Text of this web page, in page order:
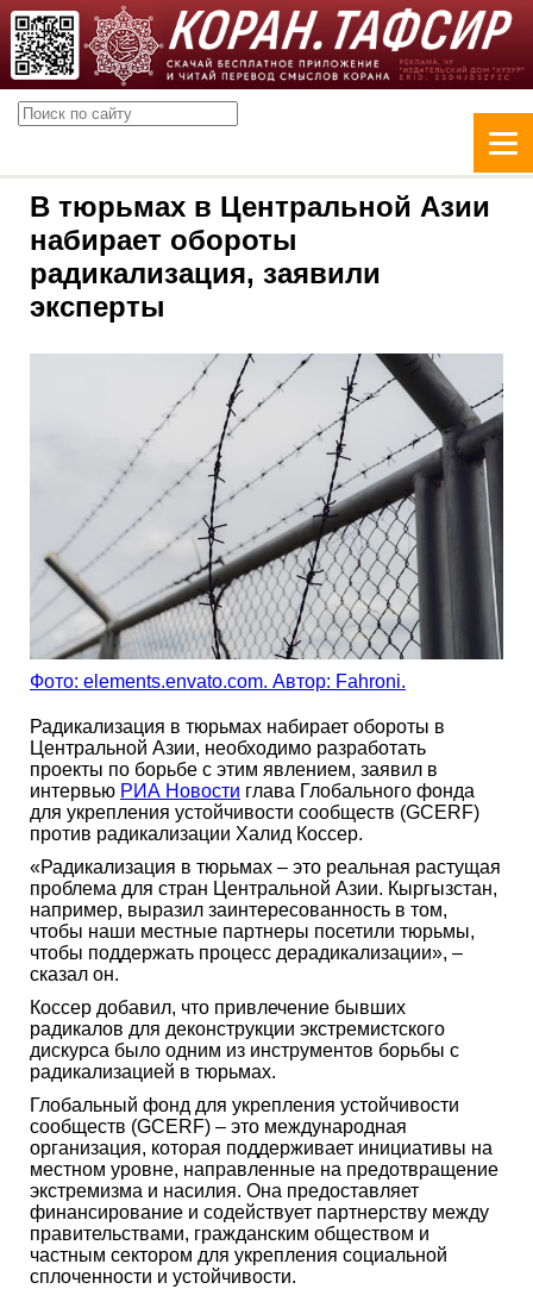
В тюрьмах в Центральной Азии
набирает обороты
радикализация, заявили
эксперты
Фото: elements.envato.com. Автор: Fahroni.
Радикализация в тюрьмах набирает обороты в
Центральной Азии, необходимо разработать
проекты по борьбе с этим явлением, заявил в
интервью РИА Новости глава Глобального фонда
для укрепления устойчивости сообществ (GCERF)
против радикализации Халид Коссер.
«Радикализация в тюрьмах – это реальная растущая
проблема для стран Центральной Азии. Кыргызстан,
например, выразил заинтересованность в том,
чтобы наши местные партнеры посетили тюрьмы,
чтобы поддержать процесс дерадикализации», –
сказал он.
Коссер добавил, что привлечение бывших
радикалов для деконструкции экстремистского
дискурса было одним из инструментов борьбы с
радикализацией в тюрьмах.
Глобальный фонд для укрепления устойчивости
сообществ (GCERF) – это международная
организация, которая поддерживает инициативы на
местном уровне, направленные на предотвращение
экстремизма и насилия. Она предоставляет
финансирование и содействует партнерству между
правительствами, гражданским обществом и
частным сектором для укрепления социальной
сплоченности и устойчивости.